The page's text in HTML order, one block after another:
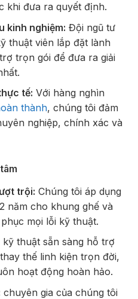
khi đưa ra quyết định.
kinh nghiệm: Đội ngũ tư
thuật viên lắp đặt lành
trọn gói để đưa ra giải
tế: Với hàng nghìn
thành, chúng tôi đảm
nghiệp, chính xác và
trội: Chúng tôi áp dụng
năm cho khung ghế và
mọi lỗi kỹ thuật.
thuật sẵn sàng hỗ trợ
thế linh kiện trọn đời,
hoạt động hoàn hảo.
chuyên gia của chúng tôi